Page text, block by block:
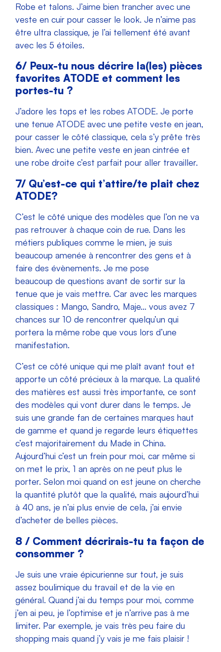
Robe et talons. J’aime bien trancher avec une
veste en cuir pour casser le look. Je n’aime pas
être ultra classique, je l’ai tellement été avant
avec les 5 étoiles.
6/ Peux-tu nous décrire la(les) pièces
favorites ATODE et comment les
portes-tu ?
J’adore les tops et les robes ATODE. Je porte
une tenue ATODE avec une petite veste en jean,
pour casser le côté classique, cela s’y prête très
bien. Avec une petite veste en jean cintrée et
une robe droite c’est parfait pour aller travailler.
7/ Qu’est-ce qui t’attire/te plait chez
ATODE?
C’est le côté unique des modèles que l’on ne va
pas retrouver à chaque coin de rue. Dans les
métiers publiques comme le mien, je suis
beaucoup amenée à rencontrer des gens et à
faire des évènements. Je me pose
beaucoup de questions avant de sortir sur la
tenue que je vais mettre. Car avec les marques
classiques : Mango, Sandro, Maje… vous avez 7
chances sur 10 de rencontrer quelqu’un qui
portera la même robe que vous lors d’une
manifestation.
C’est ce côté unique qui me plaît avant tout et
apporte un côté précieux à la marque. La qualité
des matières est aussi très importante, ce sont
des modèles qui vont durer dans le temps. Je
suis une grande fan de certaines marques haut
de gamme et quand je regarde leurs étiquettes
c’est majoritairement du Made in China.
Aujourd’hui c’est un frein pour moi, car même si
on met le prix, 1 an après on ne peut plus le
porter. Selon moi quand on est jeune on cherche
la quantité plutôt que la qualité, mais aujourd’hui
à 40 ans, je n’ai plus envie de cela, j’ai envie
d’acheter de belles pièces.
8 / Comment décrirais-tu ta façon de
consommer ?
Je suis une vraie épicurienne sur tout, je suis
assez boulimique du travail et de la vie en
général. Quand j’ai du temps pour moi, comme
j’en ai peu, je l’optimise et je n’arrive pas à me
limiter. Par exemple, je vais très peu faire du
shopping mais quand j’y vais je me fais plaisir !